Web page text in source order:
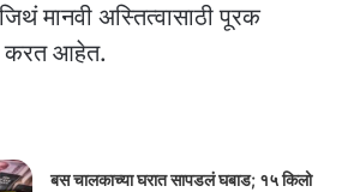
मानवी अस्तित्वासाठी पूरक
करत आहेत.
बस चालकाच्या घरात सापडलं घबाड; १५ किलो